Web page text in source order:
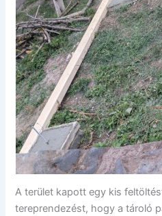
A terület kapott egy kis
tereprendezést, hogy a tároló